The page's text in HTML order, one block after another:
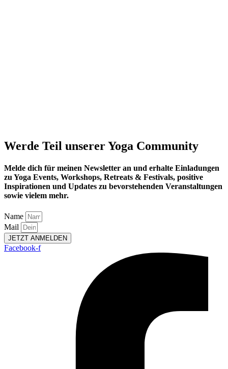
Werde Teil unserer Yoga Community
Melde dich für meinen Newsletter an und erhalte Einladungen
zu Yoga Events, Workshops, Retreats & Festivals, positive
Inspirationen und Updates zu bevorstehenden Veranstaltungen
sowie vielem mehr.
Name
Mail
JETZT ANMELDEN
Facebook-f